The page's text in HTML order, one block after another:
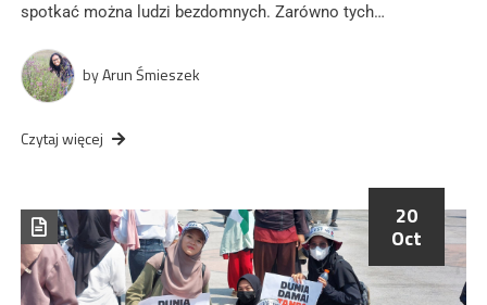
spotkać można ludzi bezdomnych. Zarówno tych…
byArun Śmieszek
Czytaj więcej
20
Oct